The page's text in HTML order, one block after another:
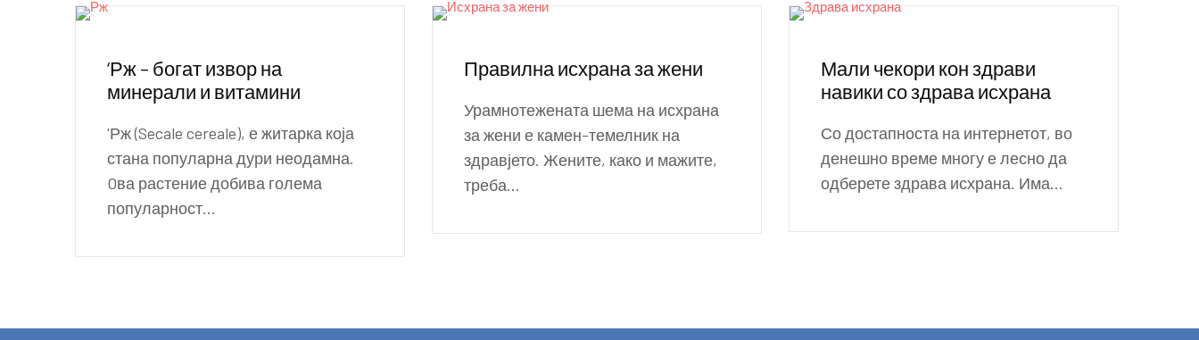
‘Рж – богат извор на
минерали и витамини
'Рж (Secale cereale), е житарка која
стана популарна дури неодамна.
Oва растение добива голема
популарност...
Правилна исхрана за жени
Урамнотежената шема на исхрана
за жени е камен-темелник на
здравјето. Жените, како и мажите,
треба...
Мали чекори кон здрави
навики со здрава исхрана
Со достапноста на интернетот, во
денешно време многу е лесно да
одберете здрава исхрана. Има...